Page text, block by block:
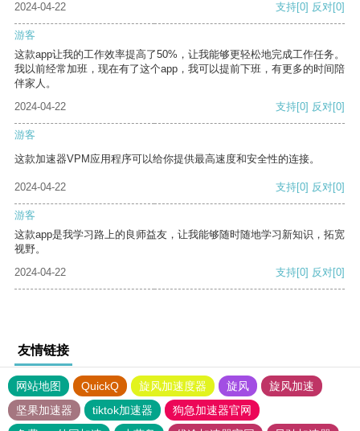
2024-04-22
支持[0] 反对[0]
游客
这款app让我的工作效率提高了50%，让我能够更轻松地完成工作任务。
我以前经常加班，现在有了这个app，我可以提前下班，有更多的时间陪
伴家人。
2024-04-22
支持[0] 反对[0]
游客
这款加速器VPM应用程序可以给你提供最高速度和安全性的连接。
2024-04-22 支持[0] 反对[0]
游客
这款app是我学习路上的良师益友，让我能够随时随地学习新知识，拓宽
视野。
2024-04-22
支持[0] 反对[0]
友情链接
网站地图 QuickQ 旋风加速度器 旋风
旋风加速
坚果加速器
tiktok加速器
狗急加速器官网